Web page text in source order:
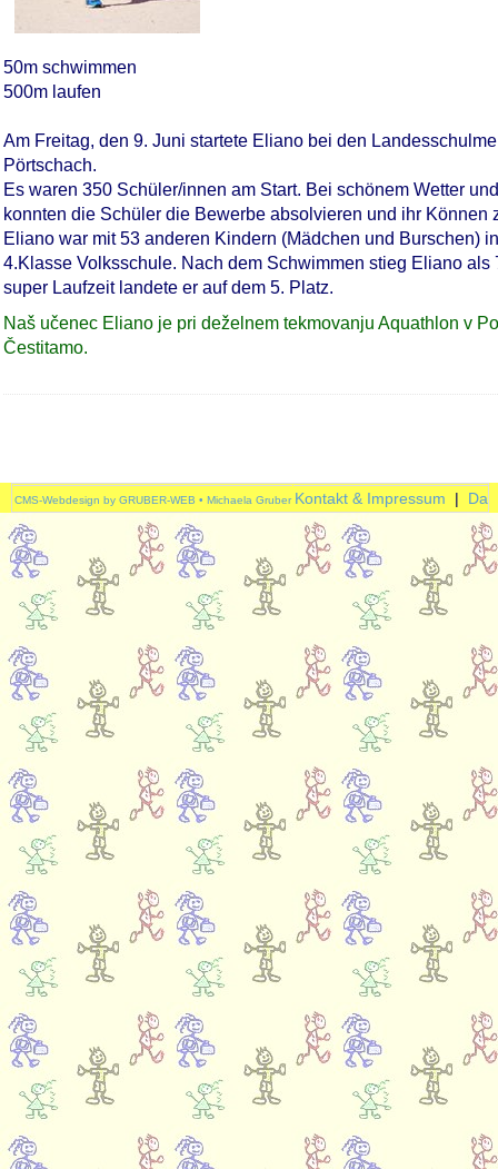
50m schwimmen
500m laufen
Am Freitag, den 9. Juni startete Eliano bei den
Pörtschach.
Es waren 350 Schüler/innen am Start. Bei schönem Wetter
konnten die Schüler die Bewerbe absolvieren und ihr Können
Eliano war mit 53 anderen Kindern (Mädchen und Burschen)
4.Klasse Volksschule. Nach dem Schwimmen stieg Eliano als
super Laufzeit landete er auf dem 5. Platz.
Naš učenec Eliano je pri deželnem tekmovanju Aquathlon v
Čestitamo.
CMS-Webdesign by GRUBER-WEB • Michaela Gruber Kontakt & Impressum |